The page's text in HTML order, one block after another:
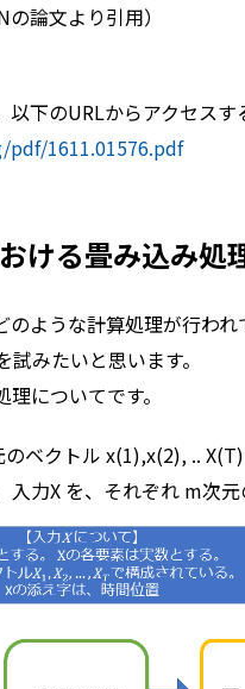
の論文より引用）
下のURLからアクセスす
1611.01576.pdf
ける畳み込み処
のような計算処理が行われ
みたいと思います。
についてです。
ベクトル x(1),x(2), ..
入力X を、それぞれ m次